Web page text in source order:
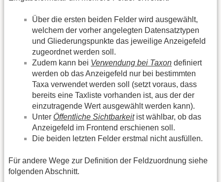
Über die ersten beiden Felder wird ausgewählt,
welchem der vorher angelegten Datensatztypen
und Gliederungspunkte das jeweilige Anzeigefeld
zugeordnet werden soll.
Zudem kann bei Verwendung bei Taxon definiert
werden ob das Anzeigefeld nur bei bestimmten
Taxa verwendet werden soll (setzt voraus, dass
bereits eine Taxliste vorhanden ist, aus der der
einzutragende Wert ausgewählt werden kann).
Unter Öffentliche Sichtbarkeitist wählbar, ob das
Anzeigefeld im Frontend erschienen soll.
Die beiden letzten Felder erstmal nicht ausfüllen.
Für andere Wege zur Definition der Feldzuordnung siehe
folgenden Abschnitt.